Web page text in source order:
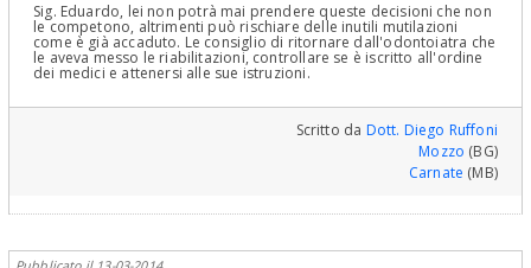
Sig. Eduardo, lei non potrà mai prendere queste decisioni che non
le competono, altrimenti può rischiare delle inutili mutilazioni
come è già accaduto. Le consiglio di ritornare dall'odontoiatra che
le aveva messo le riabilitazioni, controllare se è iscritto all'ordine
dei medici e attenersi alle sue istruzioni.
Scritto da Dott. Diego Ruffoni
Mozzo (BG)
Carnate (MB)